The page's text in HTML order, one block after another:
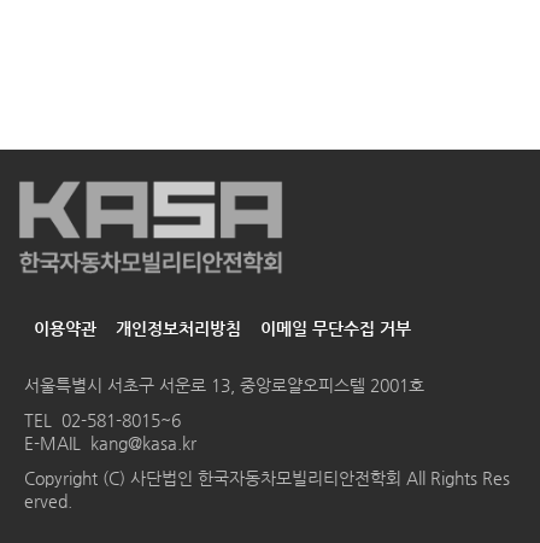
이용약관 개인정보처리방침 이메일 무단수집 거부
서울특별시 서초구 서운로 13, 중앙로얄오피스텔 2001호
TEL 02-581-8015~6
E-MAIL
kang@kasa.kr
Copyright (C) 사단법인 한국자동차모빌리티안전학회 All Rights Res
erved.